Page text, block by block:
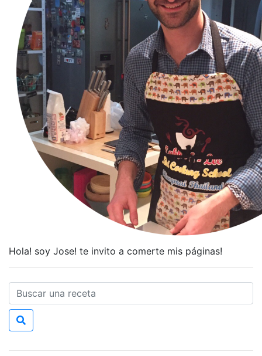
Hola! soy Jose! te invito a comerte mis páginas!